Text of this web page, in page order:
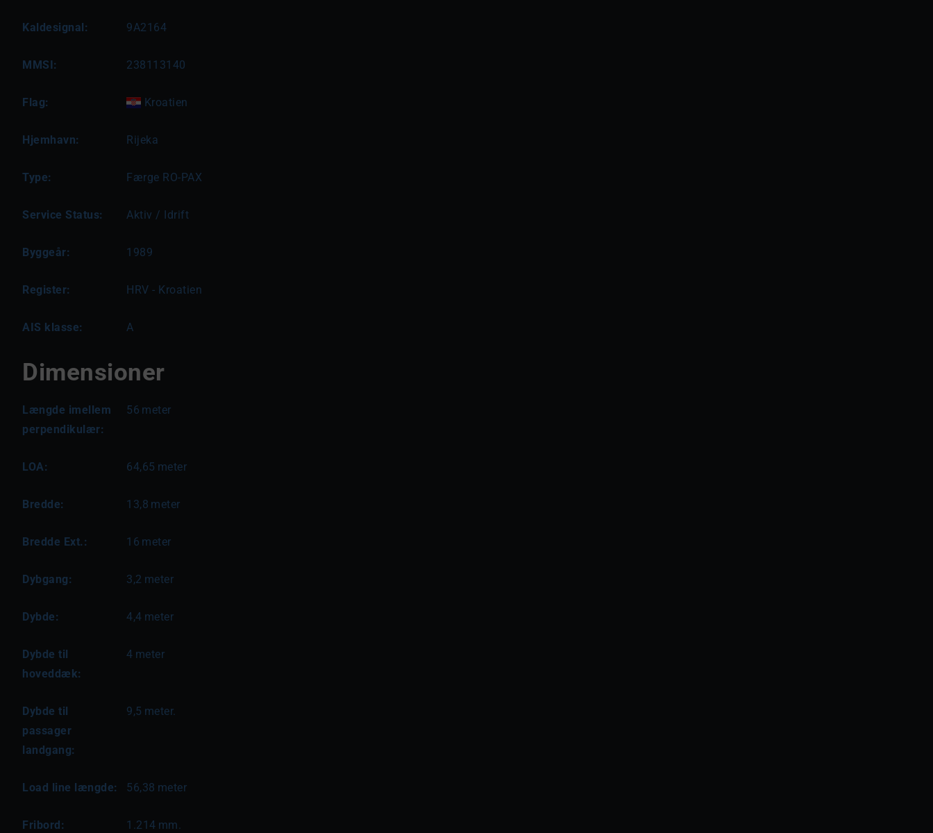
Kaldesignal: 9A2164
MMSI: 238113140
Flag: Kroatien
Hjemhavn: Rijeka
Type: Færge RO-PAX
Service Status: Aktiv / Idrift
Byggeår: 1989
Register: HRV - Kroatien
AIS klasse: A
Dimensioner
Længde imellem
perpendikulær:
56 meter
LOA: 64,65 meter
Bredde: 13,8 meter
Bredde Ext.: 16 meter
Dybgang: 3,2 meter
Dybde: 4,4 meter
Dybde til
hoveddæk:
4 meter
Dybde til
passager
landgang:
9,5 meter.
Load line længde: 56,38 meter
Fribord: 1.214 mm.